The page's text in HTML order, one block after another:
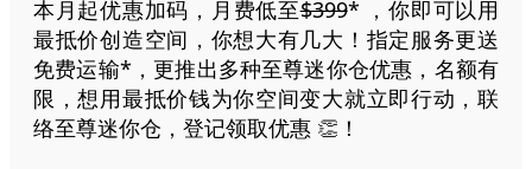
本月起优惠加码，月费低至$399* ，你即可以用
最抵价创造空间，你想大有几大！指定服务更送
免费运输*，更推出多种至尊迷你仓优惠，名额有
限，想用最抵价钱为你空间变大就立即行动，联
络至尊迷你仓，登记领取优惠 👏 ！